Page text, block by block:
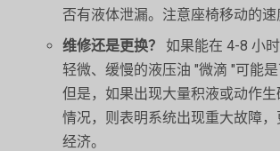
否有液体泄漏。注意座椅移动的速
维修还是更换？
如果能在 4-8 小时
轻微、缓慢的液压油 "微滴 "可能是
但是，如果出现大量积液或动作
情况，则表明系统出现重大故障
经济。